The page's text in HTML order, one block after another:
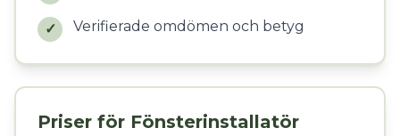
✓ Verifierade omdömen och betyg
Priser för Fönsterinstallatör